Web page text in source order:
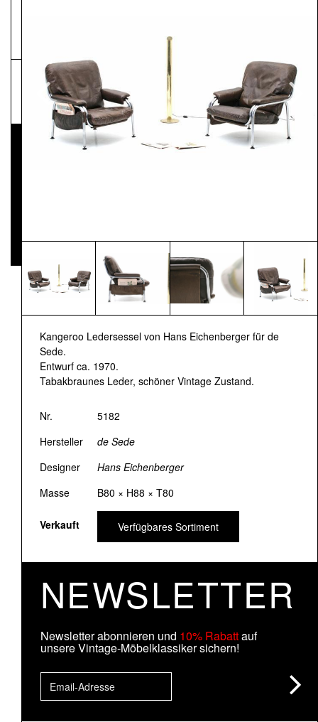
Kangeroo Ledersessel von Hans Eichenberger für de
Sede.
Entwurf ca. 1970.
Tabakbraunes Leder, schöner Vintage Zustand.
Nr.
5182
Hersteller
de Sede
Designer
Hans Eichenberger
Masse
B80 × H88 × T80
Verkauft Verfügbares Sortiment
NEWSLETTER
Newsletter abonnieren und 10% Rabattauf
unsere Vintage-Möbelklassiker sichern!
Pressematerial